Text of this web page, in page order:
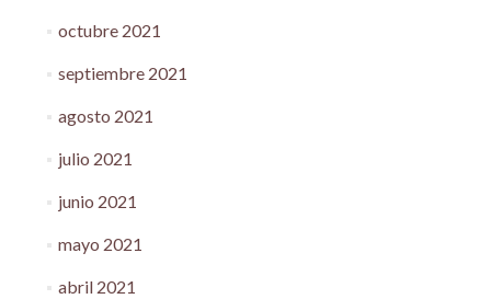
octubre 2021
septiembre 2021
agosto 2021
julio 2021
junio 2021
mayo 2021
abril 2021